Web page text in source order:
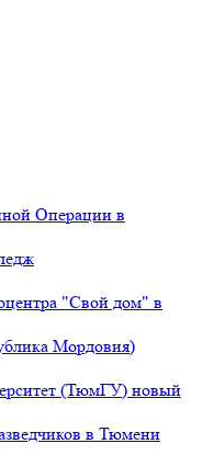
Операции в
"Свой дом" в
Мордовия)
(ТюмГУ) новый
в Тюмени